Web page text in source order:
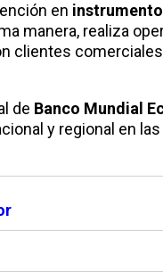
en
manera, realiza
clientes comerciales
de Banco Mundial
y regional en